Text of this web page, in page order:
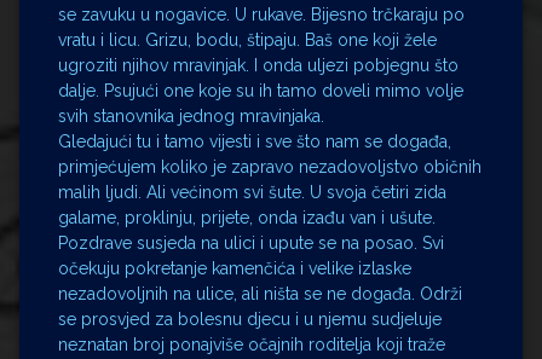
se zavuku u nogavice. U rukave. Bijesno trčkaraju po
vratu i licu. Grizu, bodu, štipaju. Baš one koji žele
ugroziti njihov mravinjak. I onda uljezi pobjegnu što
dalje. Psujući one koje su ih tamo doveli mimo volje
svih stanovnika jednog mravinjaka.
Gledajući tu i tamo vijesti i sve što nam se događa,
primjećujem koliko je zapravo nezadovoljstvo običnih
malih ljudi. Ali većinom svi šute. U svoja četiri zida
galame, proklinju, prijete, onda izađu van i ušute.
Pozdrave susjeda na ulici i upute se na posao. Svi
očekuju pokretanje kamenčića i velike izlaske
nezadovoljnih na ulice, ali ništa se ne događa. Održi
se prosvjed za bolesnu djecu i u njemu sudjeluje
neznatan broj ponajviše očajnih roditelja koji traže